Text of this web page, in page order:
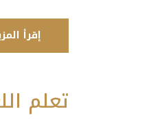
إقرأ
تعلم